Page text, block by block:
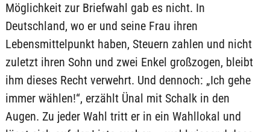
Möglichkeit zur Briefwahl gab es nicht. In
Deutschland, wo er und seine Frau ihren
Lebensmittelpunkt haben, Steuern zahlen und nicht
zuletzt ihren Sohn und zwei Enkel großzogen, bleibt
ihm dieses Recht verwehrt. Und dennoch: „Ich gehe
immer wählen!“, erzählt Ünal mit Schalk in den
Augen. Zu jeder Wahl tritt er in ein Wahllokal und